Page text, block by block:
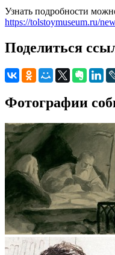
Узнать подробности
https://tolstoymuseum.ru/
Поделиться
Фотографии